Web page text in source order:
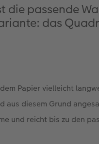
passende
das
Papier vielleicht
aus diesem Grund
und reicht bis zu den